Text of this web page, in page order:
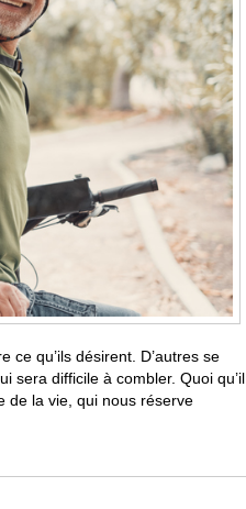
ce qu’ils désirent. D’autres se
sera difficile à combler. Quoi qu’il
de la vie, qui nous réserve